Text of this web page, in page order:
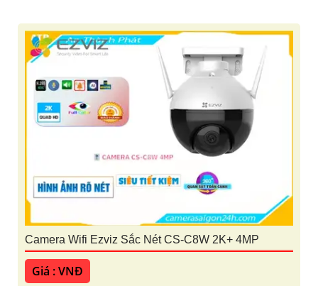
Camera Wifi Ezviz Sắc Nét CS-C8W 2K+ 4MP
Giá : VNĐ